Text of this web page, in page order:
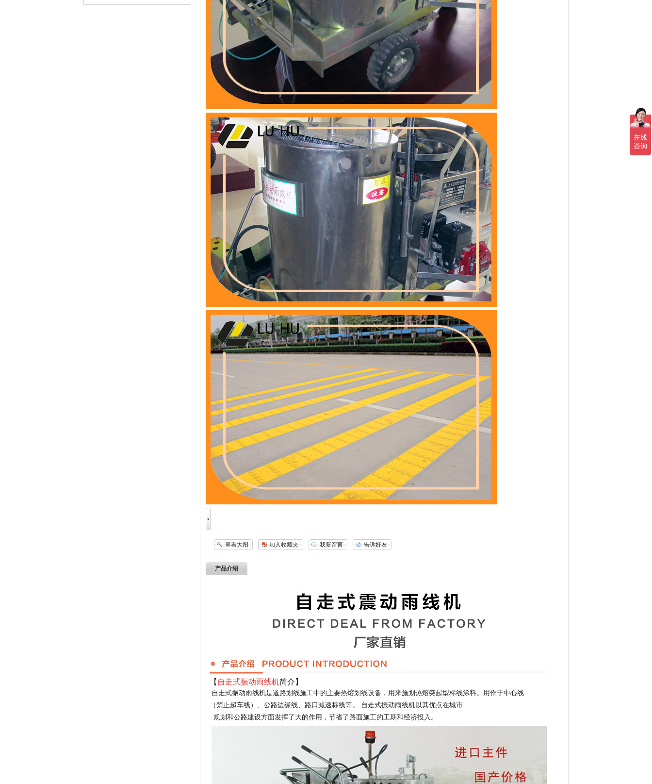
查看大图 加入收藏夹 我要留言 告诉好友
产品介绍
【 自走式振动雨线机简介】
自走式振动雨线机是道路划线施工中的主要热熔划线设备 ，用来施划热熔突起型标线涂料。
用作于中心线
（禁止超车线）、公路边缘线、路口减速标线等。 自走式振动雨线机以其优点在城市
规划和公路建设方面发挥了大的作用，节省了路面施工的工期和经济投入。